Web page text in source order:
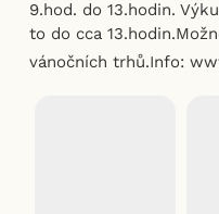
9.hod. do 13.hodin.
to do cca
vánočních trhů.Info: